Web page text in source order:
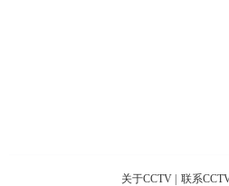
关于CCTV 联系